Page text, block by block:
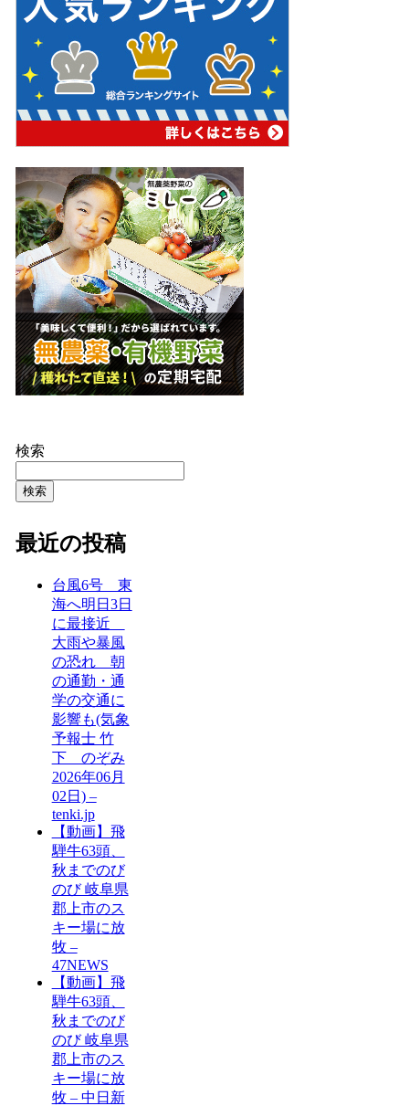
検索
検索
最近の投稿
台風6号 東
海へ明日3日
に最接近
大雨や暴風
の恐れ 朝
の通勤・通
学の交通に
影響も(気象
予報士 竹
下 のぞみ
2026年06月
02日) –
tenki.jp
【動画】飛
騨牛63頭、
秋までのび
のび 岐阜県
郡上市のス
キー場に放
牧 –
47NEWS
【動画】飛
騨牛63頭、
秋までのび
のび 岐阜県
郡上市のス
キー場に放
牧 – 中日新